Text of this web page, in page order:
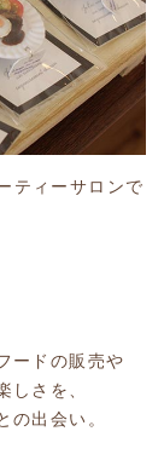
ティーサロンで
ードの販売や
しさを、
の出会い。